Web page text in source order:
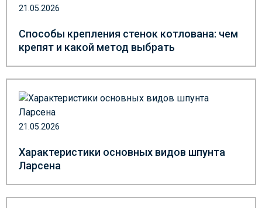
21.05.2026
Способы крепления стенок котлована: чем
крепят и какой метод выбрать
21.05.2026
Характеристики основных видов шпунта
Ларсена